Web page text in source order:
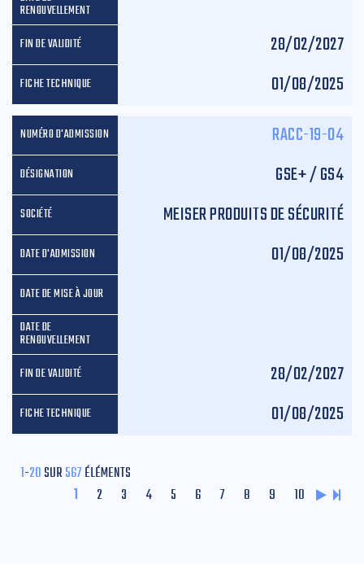
28/02/2027
01/08/2025
RACC-19-04
GSE+ / GS4
MEISER PRODUITS DE SÉCURITÉ
01/08/2025
28/02/2027
01/08/2025
1-20SUR567ÉLÉMENTS
1 2 3 4 5 6 7 8 9 10